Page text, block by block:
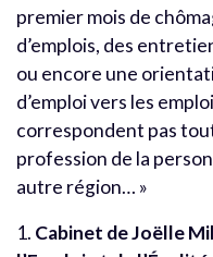
premier mois de
d’emplois, des
ou encore une
d’emploi vers les
correspondent pas
profession de la
autre région… »
1. Cabinet de Joëlle